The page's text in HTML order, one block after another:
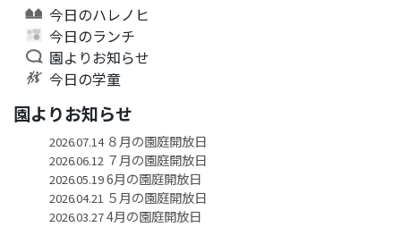
今日のハレノヒ
今日のランチ
園よりお知らせ
今日の学童
園よりお知らせ
2026.07.14８月の園庭開放日
2026.06.12７月の園庭開放日
2026.05.196月の園庭開放日
2026.04.21 ５月の園庭開放日
2026.03.274月の園庭開放日